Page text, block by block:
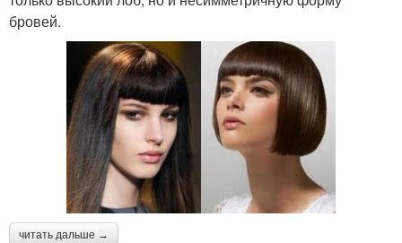
бровей.
читать дальше →